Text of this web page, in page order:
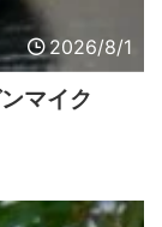
2026/8/1
マイク